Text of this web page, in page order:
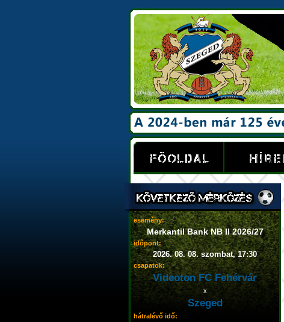
esemény:
Merkantil Bank NB II 2026/27
időpont:
2026. 08. 08. szombat, 17:30
csapatok:
Videoton FC Fehérvár
x
Szeged
hátralévő idő: